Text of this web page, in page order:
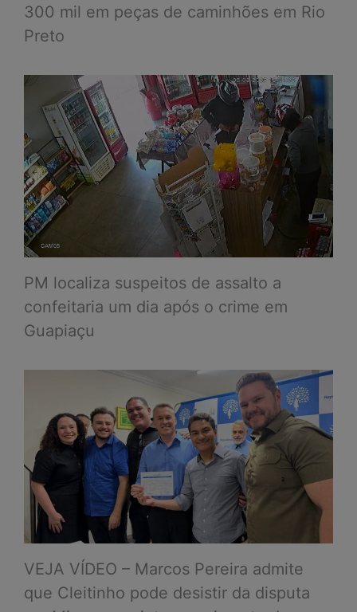
300 mil em peças de caminhões em Rio
Preto
PM localiza suspeitos de assalto a
confeitaria um dia após o crime em
Guapiaçu
VEJA VÍDEO – Marcos Pereira admite
que Cleitinho pode desistir da disputa